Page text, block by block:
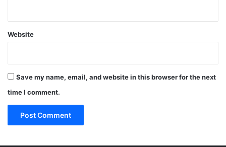
Website
Save my name, email, and website in this browser for the next
time I comment.